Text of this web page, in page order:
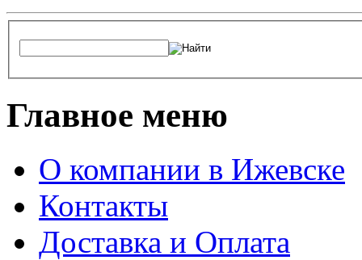
Главное меню
О компании в Ижевске
Контакты
Доставка и Оплата